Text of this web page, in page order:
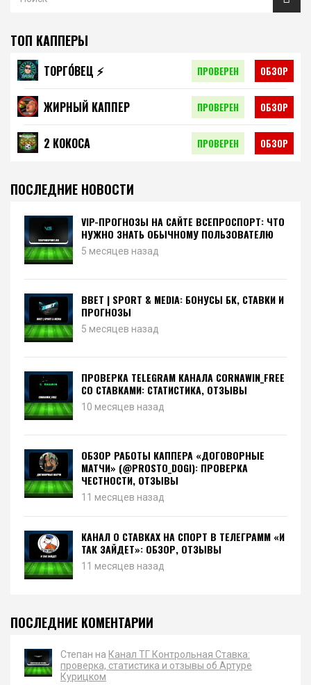
ТОП КАППЕРЫ
ТОРГО́ВЕЦ ⚡️ ПРОВЕРЕН ОБЗОР
ЖИРНЫЙ КАППЕР ПРОВЕРЕН ОБЗОР
2 КОКОСА ПРОВЕРЕН ОБЗОР
ПОСЛЕДНИЕ НОВОСТИ
VIP-ПРОГНОЗЫ НА САЙТЕ ВСЕПРОСПОРТ: ЧТО
НУЖНО ЗНАТЬ ОБЫЧНОМУ ПОЛЬЗОВАТЕЛЮ
5 месяцев назад
BBET | SPORT & MEDIA: БОНУСЫ БК, СТАВКИ И
ПРОГНОЗЫ
5 месяцев назад
ПРОВЕРКА TELEGRAM КАНАЛА CORNAWIN_FREE
СО СТАВКАМИ: СТАТИСТИКА, ОТЗЫВЫ
10 месяцев назад
ОБЗОР РАБОТЫ КАППЕРА «ДОГОВОРНЫЕ
МАТЧИ» (@PROSTO_DOGI): ПРОВЕРКА
ЧЕСТНОСТИ, ОТЗЫВЫ
11 месяцев назад
КАНАЛ О СТАВКАХ НА СПОРТ В ТЕЛЕГРАММ «И
ТАК ЗАЙДЕТ»: ОБЗОР, ОТЗЫВЫ
11 месяцев назад
ПОСЛЕДНИЕ КОМЕНТАРИИ
Степан на Канал ТГ Контрольная Ставка:
проверка, статистика и отзывы об Артуре
Курицком